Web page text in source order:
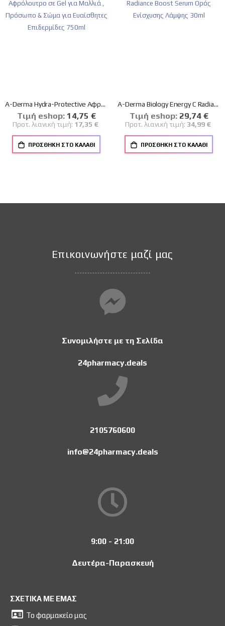
A-Derma Hydra-Protective Αφρόλουτρο σε Gel για Μαλλιά , Πρόσωπο & Σώμα για Ευαίσθητες Επιδερμίδες 750ml
Tιμή eshop: Ειδική
Τιμή
14,75 €
Προτ. λιανική τιμή: 17,35 €
ΠΡΟΣΘΉΚΗ ΣΤΟ ΚΑΛΆΘΙ
A-Derma Biology Energy C Radiance Boost Serum Oρός Eνίσχυσης Λάμψης 30ml
Tιμή eshop: Ειδική
Τιμή
29,74 €
Προτ. λιανική τιμή: 34,99 €
ΠΡΟΣΘΉΚΗ ΣΤΟ ΚΑΛΆΘΙ
Επικοινωνήστε μαζί μας
Συνομιλήστε με τη Σελίδα
24pharmacy.deals
2105760600
info@24pharmacy.deals
9:00 - 21:00
Δευτέρα-Παρασκευή
ΣΧΕΤΙΚΑ ΜΕ ΕΜΑΣ
Το φαρμακείο μας